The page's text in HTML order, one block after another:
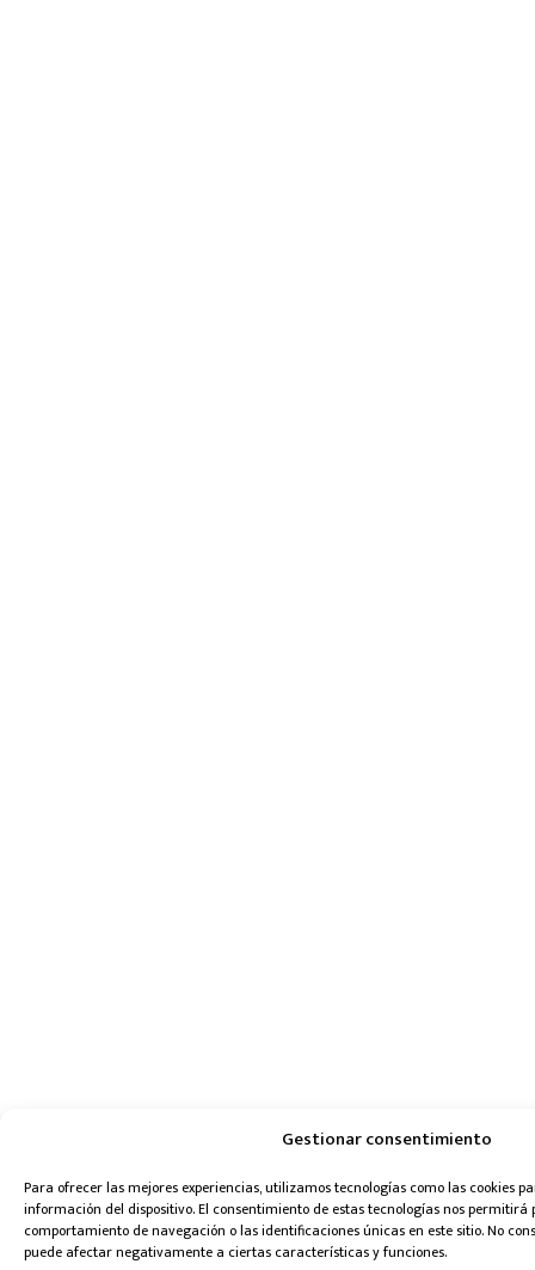
Gestionar consentimiento
Para ofrecer las mejores experiencias, utilizamos tecnologías como las cookies
información del dispositivo. El consentimiento de estas tecnologías nos permitirá
comportamiento de navegación o las identificaciones únicas en este sitio. No
puede afectar negativamente a ciertas características y funciones.